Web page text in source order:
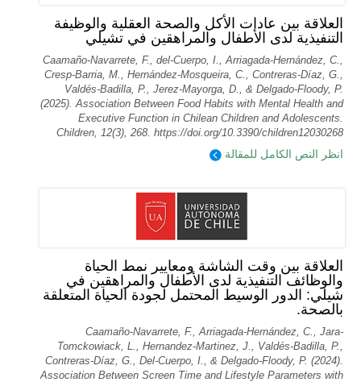
العلاقة بين عادات الأكل والصحة العقلية والوظيفة
التنفيذية لدى الأطفال والمراهقين في تشيلي
Caamaño-Navarrete, F., del-Cuerpo, I., Arriagada-Hernández, C.,
Cresp-Barria, M., Hernández-Mosqueira, C., Contreras-Díaz, G.,
Valdés-Badilla, P., Jerez-Mayorga, D., & Delgado-Floody, P.
(2025). Association Between Food Habits with Mental Health and
Executive Function in Chilean Children and Adolescents.
Children, 12(3), 268. https://doi.org/10.3390/children12030268
انظر النص الكامل للمقالة
العلاقة بين وقت الشاشة ومعايير نمط الحياة
والوظائف التنفيذية لدى الأطفال والمراهقين في
شيلي: الدور الوسيط المحتمل لجودة الحياة المتعلقة
بالصحة.
Caamaño-Navarrete, F., Arriagada-Hernández, C., Jara-
Tomckowiack, L., Hernandez-Martinez, J., Valdés-Badilla, P.,
Contreras-Díaz, G., Del-Cuerpo, I., & Delgado-Floody, P. (2024).
Association Between Screen Time and Lifestyle Parameters with